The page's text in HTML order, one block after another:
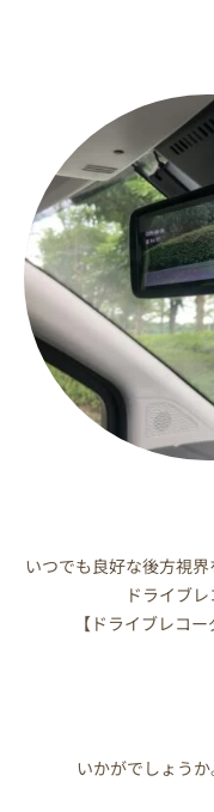
いつでも良好な後方視
ドライブ
【ドライブレコ
いかがでしょうか